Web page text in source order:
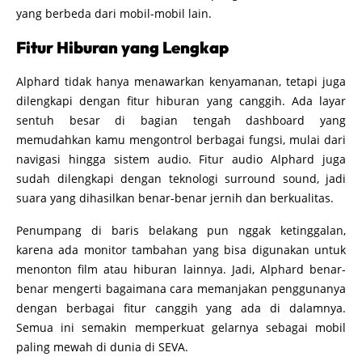
yang berbeda dari mobil-mobil lain.
Fitur Hiburan yang Lengkap
Alphard tidak hanya menawarkan kenyamanan, tetapi juga
dilengkapi dengan fitur hiburan yang canggih. Ada layar
sentuh besar di bagian tengah dashboard yang
memudahkan kamu mengontrol berbagai fungsi, mulai dari
navigasi hingga sistem audio. Fitur audio Alphard juga
sudah dilengkapi dengan teknologi surround sound, jadi
suara yang dihasilkan benar-benar jernih dan berkualitas.
Penumpang di baris belakang pun nggak ketinggalan,
karena ada monitor tambahan yang bisa digunakan untuk
menonton film atau hiburan lainnya. Jadi, Alphard benar-
benar mengerti bagaimana cara memanjakan penggunanya
dengan berbagai fitur canggih yang ada di dalamnya.
Semua ini semakin memperkuat gelarnya sebagai mobil
paling mewah di dunia di SEVA.